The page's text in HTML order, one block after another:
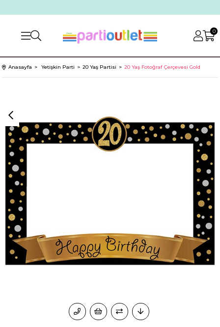
0
Anasayfa Yetişkin Parti 20 Yaş Partisi 20 Yaş Fotoğraf Çerçevesi Gold